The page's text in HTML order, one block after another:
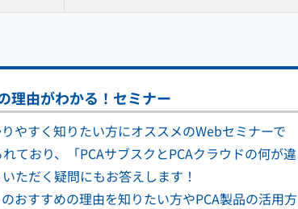
理由がわかる！セミナー
やすく知りたい方にオススメのWebセミナーで
ており、「PCAサブスクとPCAクラウドの何が違
ただく疑問にもお答えします！
おすすめの理由を知りたい方やPCA製品の活用方